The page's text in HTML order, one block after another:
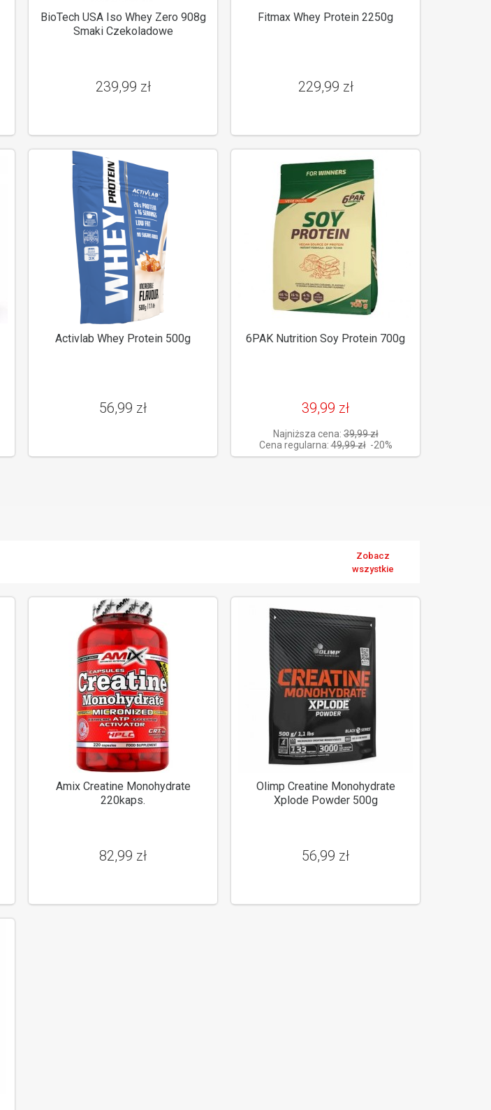
BioTech USA Iso Whey Zero 908g
Smaki Czekoladowe
239,99 zł
Fitmax Whey Protein 2250g
229,99 zł
Activlab Whey Protein 500g
56,99 zł
6PAK Nutrition Soy Protein 700g
39,99 zł
Najniższa cena:39,99 zł
Cena regularna:49,99 zł -20%
Zobacz
wszystkie
Amix Creatine Monohydrate
220kaps.
82,99 zł
Olimp Creatine Monohydrate
Xplode Powder 500g
56,99 zł